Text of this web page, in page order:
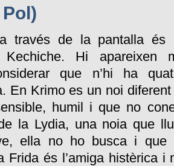
través de la pantalla és
Kechiche. Hi apareixen
que n’hi ha
En Krimo es un noi
humil i que no
la Lydia, una noia que
ella no ho busca i que
Frida és l’amiga histèrica